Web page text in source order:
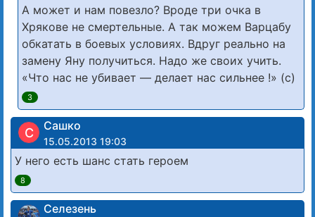
А может и нам повезло? Вроде три очка в
Хрякове не смертельные. А так можем Варцабу
обкатать в боевых условиях. Вдруг реально на
замену Яну получиться. Надо же своих учить.
«Что нас не убивает — делает нас сильнее !» (с)
3
С Сашко
15.05.2013 19:03
У него есть шанс стать героем
8
Селезень